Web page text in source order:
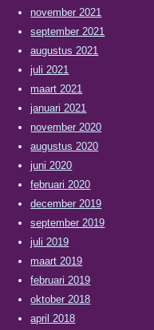
november 2021
september 2021
augustus 2021
juli 2021
maart 2021
januari 2021
november 2020
augustus 2020
juni 2020
februari 2020
december 2019
september 2019
juli 2019
maart 2019
februari 2019
oktober 2018
april 2018